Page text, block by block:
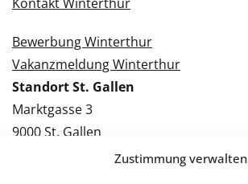
Zustimmung verwalten
Kontakt Winterthur
Bewerbung Winterthur
Vakanzmeldung Winterthur
Standort St. Gallen
Marktgasse 3
9000 St. Gallen
Tel.: 071 228 09 09